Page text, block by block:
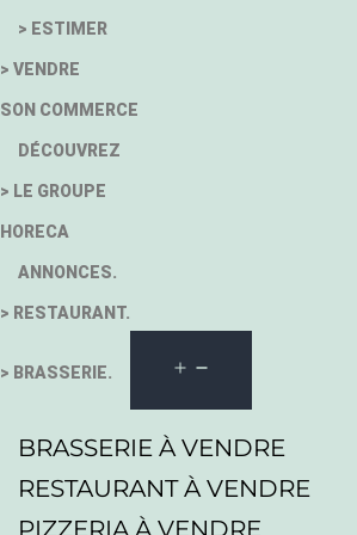
> ESTIMER
> VENDRE
SON COMMERCE
DÉCOUVREZ
> LE GROUPE
HORECA
ANNONCES.
> RESTAURANT.
> BRASSERIE.
BRASSERIE À VENDRE
RESTAURANT À VENDRE
PIZZERIA À VENDRE